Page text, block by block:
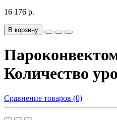
16 176 р.
В корзину
Количество
Сравнение товаров (0)